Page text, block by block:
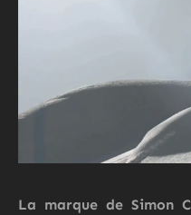
La marque de Simon